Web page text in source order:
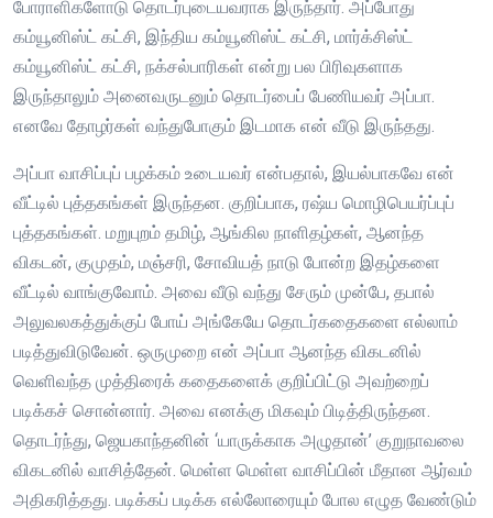
போராளிகளோடு தொடர்புடையவராக இருந்தார். அப்போது
கம்யூனிஸ்ட் கட்சி, இந்திய கம்யூனிஸ்ட் கட்சி, மார்க்சிஸ்ட்
கம்யூனிஸ்ட் கட்சி, நக்சல்பாரிகள் என்று பல பிரிவுகளாக
இருந்தாலும் அனைவருடனும் தொடர்பைப் பேணியவர் அப்பா.
எனவே தோழர்கள் வந்துபோகும் இடமாக என் வீடு இருந்தது.
அப்பா வாசிப்புப் பழக்கம் உடையவர் என்பதால், இயல்பாகவே என்
வீட்டில் புத்தகங்கள் இருந்தன. குறிப்பாக, ரஷ்ய மொழிபெயர்ப்புப்
புத்தகங்கள். மறுபுறம் தமிழ், ஆங்கில நாளிதழ்கள், ஆனந்த
விகடன், குமுதம், மஞ்சரி, சோவியத் நாடு போன்ற இதழ்களை
வீட்டில் வாங்குவோம். அவை வீடு வந்து சேரும் முன்பே, தபால்
அலுவலகத்துக்குப் போய் அங்கேயே தொடர்கதைகளை எல்லாம்
படித்துவிடுவேன். ஒருமுறை என் அப்பா ஆனந்த விகடனில்
வெளிவந்த முத்திரைக் கதைகளைக் குறிப்பிட்டு அவற்றைப்
படிக்கச் சொன்னார். அவை எனக்கு மிகவும் பிடித்திருந்தன.
தொடர்ந்து, ஜெயகாந்தனின் ‘யாருக்காக அழுதான்’ குறுநாவலை
விகடனில் வாசித்தேன். மெள்ள மெள்ள வாசிப்பின் மீதான ஆர்வம்
அதிகரித்தது. படிக்கப் படிக்க எல்லோரையும் போல எழுத வேண்டும்